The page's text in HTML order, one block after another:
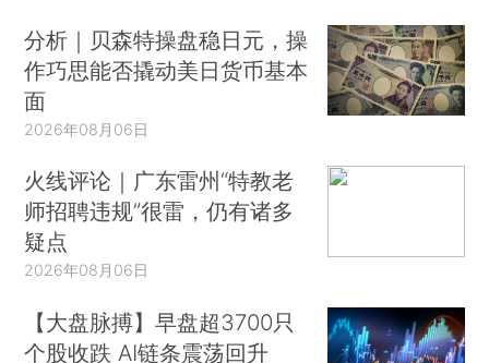
分析｜贝森特操盘稳日元，操
作巧思能否撬动美日货币基本
面
2026年08月06日
火线评论｜广东雷州“特教老
师招聘违规”很雷，仍有诸多
疑点
2026年08月06日
【大盘脉搏】早盘超3700只
个股收跌 AI链条震荡回升